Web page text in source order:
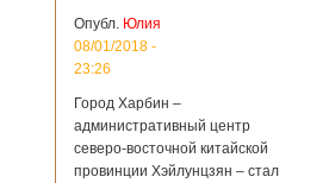
04/02/2020 - 15:45
Третий год
подряд Китай
становится
крупным
торговым
партнером
Германии
Опубл. Юлия
08/01/2018 -
23:26
Город Харбин –
административный центр
северо-восточной китайской
провинции Хэйлунцзян – стал